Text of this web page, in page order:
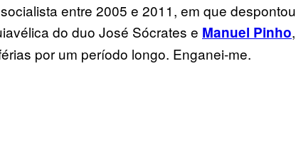
entre 2005 e 2011, em que despontou
do duo José Sócrates e Manuel Pinho,
por um período longo. Enganei-me.